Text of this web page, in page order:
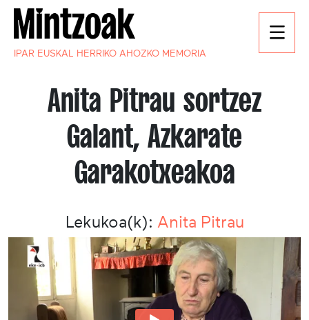
IPAR EUSKAL HERRIKO AHOZKO MEMORIA
Anita Pitrau sortzez
Galant, Azkarate
Garakotxeakoa
Lekukoa(k): Anita Pitrau